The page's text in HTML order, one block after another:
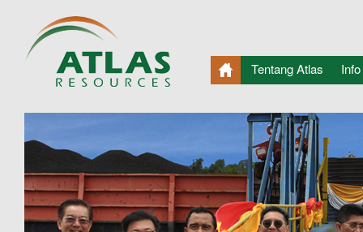
Tentang Atlas